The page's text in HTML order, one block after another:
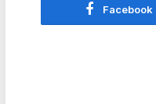
Facebook